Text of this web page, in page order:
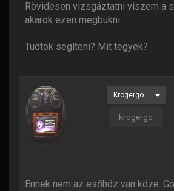
Rövidesen vizsgáztatni viszem a
akarok ezen megbukni.
Tudtok segíteni? Mit tegyek?
Krogergo
krogergo
Ennek nem az esőhöz van köze.